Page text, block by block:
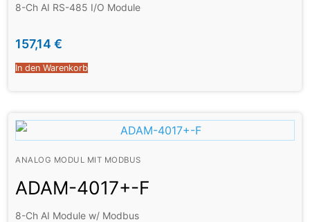
8-Ch AI RS-485 I/O Module
157,14 €
In den Warenkorb
ANALOG MODUL MIT MODBUS
ADAM-4017+-F
8-Ch AI Module w/ Modbus